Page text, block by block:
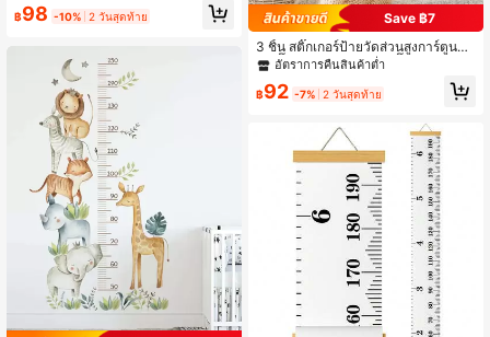
ผนัง, สติกเกอร์, สติกเกอร์ติดผนัง, สติกเ
เกอร์ตกแต่งราม่า ของขวัญวันเกิด ปริญ
฿98 -10% 2 วันสุดท้าย
Save ฿7
3 ชิ้น สติ๊กเกอร์ป้ายวัดส่วนสูงการ์ตูนสัต
ว์ สติ๊กเกอร์ติดผนัง วินิลสติ๊กเกอร์ สำหรั
บประทานให้บ้านของคุณสดใส ของตก
วันจบการศึกษา
อัตราการคืนสินค้าต่ำ
฿92 -7% 2 วันสุดท้าย